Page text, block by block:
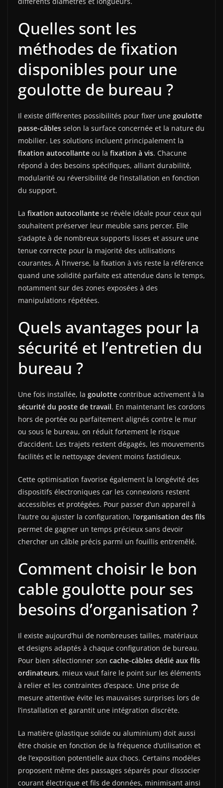
Quelles sont les
méthodes de fixation
disponibles pour une
goulotte de bureau ?
Il existe différentes possibilités pour fixer une goulotte
passe-câbles selon la surface concernée et la nature du
mobilier. Les solutions incluent principalement la
fixation autocollante ou la fixation à vis. Chacune
répond à des besoins spécifiques, alliant durabilité,
modularité ou réversibilité de l’installation en fonction
du support.
La fixation autocollante se révèle idéale pour ceux qui
souhaitent préserver leur meuble sans percer. Elle
s’adapte à de nombreux supports lisses et assure une
tenue correcte pour la majorité des utilisations
courantes. À l’inverse, la fixation à vis reste la référence
quand une solidité parfaite est attendue dans le temps,
notamment sur des zones exposées à des
manipulations répétées.
Quels avantages pour la
sécurité et l’entretien du
bureau ?
Une fois installée, la goulotte contribue activement à la
sécurité du poste de travail. En maintenant les cordons
hors de portée ou parfaitement alignés contre le mur
ou sous le bureau, on réduit fortement le risque
d’accident. Les trajets restent dégagés, les mouvements
facilités et le nettoyage devient moins fastidieux.
Cette optimisation favorise également la longévité des
dispositifs électroniques car les connexions restent
accessibles et protégées. Pour passer d’un appareil à
l’autre ou ajuster la configuration, l’organisation des fils
permet de gagner un temps précieux sans devoir
chercher un câble précis parmi un fouillis entremêlé.
Comment choisir le bon
cable goulotte pour ses
besoins d’organisation ?
Il existe aujourd’hui de nombreuses tailles, matériaux
et designs adaptés à chaque configuration de bureau.
Pour bien sélectionner son cache-câbles dédié aux fils
ordinateurs, mieux vaut faire le point sur les éléments
à relier et les contraintes d’espace. Une prise de
mesure attentive évite les mauvaises surprises lors de
l’installation et garantit une intégration discrète.
La matière (plastique solide ou aluminium) doit aussi
être choisie en fonction de la fréquence d’utilisation et
de l’exposition potentielle aux chocs. Certains modèles
proposent même des passages séparés pour dissocier
courant électrique et fils de données, minimisant ainsi